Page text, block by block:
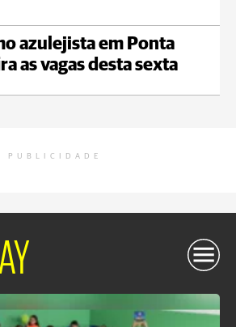
azulejista em Ponta
as vagas desta sexta
PUBLICIDADE